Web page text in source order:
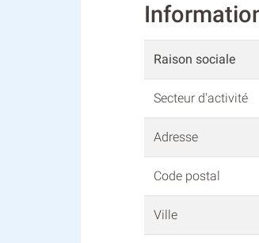
Raison sociale
Secteur d'activité
Adresse
Code postal
Ville